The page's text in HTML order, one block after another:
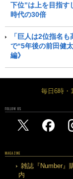
下位”は上を目指す
時代の30倍
「巨人は2位指名
で“5年後の前田健
編》
毎日6時・
FOLLOW US
MAGAZINE
雑誌『Number』
内